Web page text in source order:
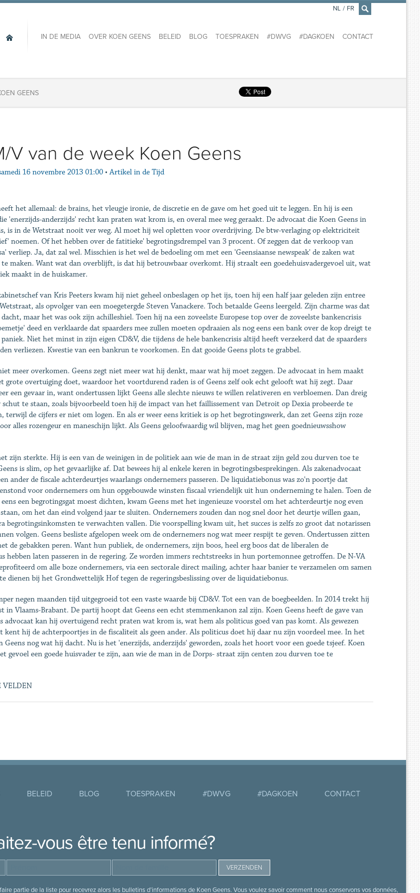
×
IN DE MEDIA OVER KOEN GEENS BELEID BLOG TOESPRAKEN #DWVG #DAGKOEN CONTACT
NL / FR
GEENS
V van de week Koen Geens
16 novembre 2013 01:00 • Artikel in de Tijd
het allemaal: de brains, het vleugje ironie, de discretie en de gave om het goed uit te leggen. En hij is een
'enerzijds-anderzijds' recht kan praten wat krom is, en overal mee weg geraakt. De advocaat die Koen Geens in
is in de Wetstraat nooit ver weg. Al moet hij wel opletten voor overdrijving. De btw-verlaging op elektriciteit
noemen. Of het hebben over de fatitieke' begrotingsdrempel van 3 procent. Of zeggen dat de verkoop van
verliep. Ja, dat zal wel. Misschien is het wel de bedoeling om met een 'Geensiaanse newspeak' de zaken wat
maken. Want wat dan overblijft, is dat hij betrouwbaar overkomt. Hij straalt een goedehuisvadergevoel uit, wat
maakt in de huiskamer.
van Kris Peeters kwam hij niet geheel onbeslagen op het ijs, toen hij een half jaar geleden zijn entree
als opvolger van een moegetergde Steven Vanackere. Toch betaalde Geens leergeld. Zijn charme was dat
maar het was ook zijn achilleshiel. Toen hij na een zoveelste Europese top over de zoveelste bankencrisis
deed en verklaarde dat spaarders mee zullen moeten opdraaien als nog eens een bank over de kop dreigt te
paniek. Niet het minst in zijn eigen CD&V, die tijdens de hele bankencrisis altijd heeft verzekerd dat de spaarders
verliezen. Kwestie van een bankrun te voorkomen. En dat gooide Geens plots te grabbel.
meer overkomen. Geens zegt niet meer wat hij denkt, maar wat hij moet zeggen. De advocaat in hem maakt
grote overtuiging doet, waardoor het voortdurend raden is of Geens zelf ook echt gelooft wat hij zegt. Daar
een gevaar in, want ondertussen lijkt Geens alle slechte nieuws te willen relativeren en verbloemen. Dan dreig
schut te staan, zoals bijvoorbeeld toen hij de impact van het faillissement van Detroit op Dexia probeerde te
terwijl de cijfers er niet om logen. En als er weer eens kritiek is op het begrotingswerk, dan zet Geens zijn roze
alles rozengeur en maneschijn lijkt. Als Geens geloofwaardig wil blijven, mag het geen goednieuwsshow
zijn sterkte. Hij is een van de weinigen in de politiek aan wie de man in de straat zijn geld zou durven toe te
is slim, op het gevaarlijke af. Dat bewees hij al enkele keren in begrotingsbesprekingen. Als zakenadvocaat
ander de fiscale achterdeurtjes waarlangs ondernemers passeren. De liquidatiebonus was zo'n poortje dat
voor ondernemers om hun opgebouwde winsten fiscaal vriendelijk uit hun onderneming te halen. Toen de
een begrotingsgat moest dichten, kwam Geens met het ingenieuze voorstel om het achterdeurtje nog even
om het dan eind volgend jaar te sluiten. Ondernemers zouden dan nog snel door het deurtje willen gaan,
begrotingsinkomsten te verwachten vallen. Die voorspelling kwam uit, het succes is zelfs zo groot dat notarissen
volgen. Geens besliste afgelopen week om de ondernemers nog wat meer respijt te geven. Ondertussen zitten
de gebakken peren. Want hun publiek, de ondernemers, zijn boos, heel erg boos dat de liberalen de
hebben laten passeren in de regering. Ze worden immers rechtstreeks in hun portemonnee getroffen. De N-VA
om alle boze ondernemers, via een sectorale direct mailing, achter haar banier te verzamelen om samen
dienen bij het Grondwettelijk Hof tegen de regeringsbeslissing over de liquidatiebonus.
negen maanden tijd uitgegroeid tot een vaste waarde bij CD&V. Tot een van de boegbeelden. In 2014 trekt hij
in Vlaams-Brabant. De partij hoopt dat Geens een echt stemmenkanon zal zijn. Koen Geens heeft de gave van
advocaat kan hij overtuigend recht praten wat krom is, wat hem als politicus goed van pas komt. Als gewezen
kent hij de achterpoortjes in de fiscaliteit als geen ander. Als politicus doet hij daar nu zijn voordeel mee. In het
Geens nog wat hij dacht. Nu is het 'enerzijds, anderzijds' geworden, zoals het hoort voor een goede tsjeef. Koen
gevoel een goede huisvader te zijn, aan wie de man in de Dorps- straat zijn centen zou durven toe te
VELDEN
BELEID BLOG TOESPRAKEN #DWVG #DAGKOEN CONTACT
vous être tenu informé?
partie de la liste pour recevrez alors les bulletins d’informations de Koen Geens. Vous voulez savoir comment nous conservons vos données,